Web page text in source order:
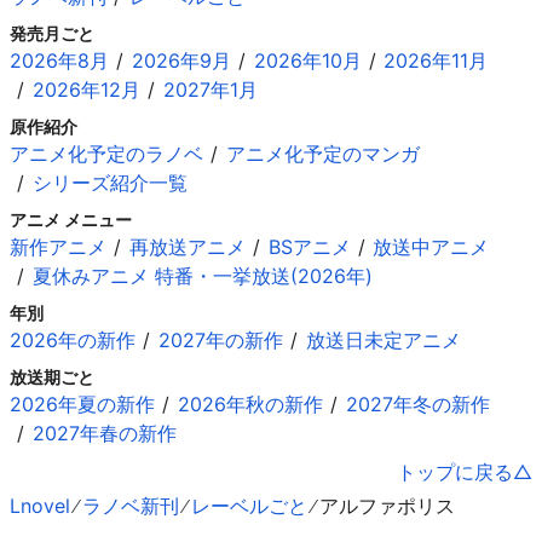
発売月ごと
2026年8月 2026年9月 2026年10月
2026年11月
2026年12月
2027年1月
原作紹介
アニメ化予定のラノベ
アニメ化予定のマンガ
シリーズ紹介一覧
アニメ メニュー
新作アニメ 再放送アニメ BSアニメ
放送中アニメ
夏休みアニメ 特番・一挙放送(2026年)
年別
2026年の新作 2027年の新作 放送日未定アニメ
放送期ごと
2026年夏の新作 2026年秋の新作
2027年冬の新作
2027年春の新作
トップに戻る
Lnovel ラノベ新刊 レーベルごと アルファポリス